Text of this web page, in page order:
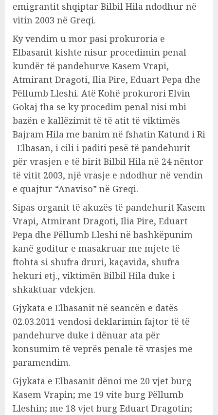
emigrantit shqiptar Bilbil Hila ndodhur në
vitin 2003 në Greqi.
Ky vendim u mor pasi prokuroria e
Elbasanit kishte nisur procedimin penal
kundër të pandehurve Kasem Vrapi,
Atmirant Dragoti, Ilia Pire, Eduart Pepa dhe
Pëllumb Lleshi. Atë Kohë prokurori Elvin
Gokaj tha se ky procedim penal nisi mbi
bazën e kallëzimit të të atit të viktimës
Bajram Hila me banim në fshatin Katund i Ri
–Elbasan, i cili i paditi pesë të pandehurit
për vrasjen e të birit Bilbil Hila në 24 nëntor
të vitit 2003, një vrasje e ndodhur në vendin
e quajtur “Anaviso” në Greqi.
Sipas organit të akuzës të pandehurit Kasem
Vrapi, Atmirant Dragoti, Ilia Pire, Eduart
Pepa dhe Pëllumb Lleshi në bashkëpunim
kanë goditur e masakruar me mjete të
ftohta si shufra druri, kaçavida, shufra
hekuri etj., viktimën Bilbil Hila duke i
shkaktuar vdekjen.
Gjykata e Elbasanit në seancën e datës
02.03.2011 vendosi deklarimin fajtor të të
pandehurve duke i dënuar ata për
konsumim të veprës penale të vrasjes me
paramendim.
Gjykata e Elbasanit dënoi me 20 vjet burg
Kasem Vrapin; me 19 vite burg Pëllumb
Lleshin; me 18 vjet burg Eduart Dragotin;